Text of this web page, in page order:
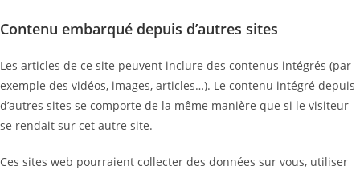
Contenu embarqué depuis d’autres sites
Les articles de ce site peuvent inclure des contenus intégrés (par
exemple des vidéos, images, articles…). Le contenu intégré depuis
d’autres sites se comporte de la même manière que si le visiteur
se rendait sur cet autre site.
Ces sites web pourraient collecter des données sur vous, utiliser